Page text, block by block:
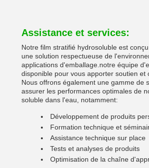
Assistance et services:
Notre film stratifié hydrosoluble est
une solution respectueuse de
applications d'emballage.notre équipe
disponible pour vous apporter soutien et
Nous offrons également une gamme de
assurer les performances optimales de
soluble dans l'eau, notamment:
Développement de produits
Formation technique et
Assistance technique sur place
Tests et analyses de produits
Optimisation de la chaîne